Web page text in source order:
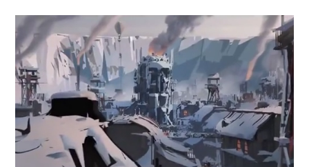
„Frostpunk”:
Polskie
studio
podzieliło
się
zwiastunem
dodatku
„On
The